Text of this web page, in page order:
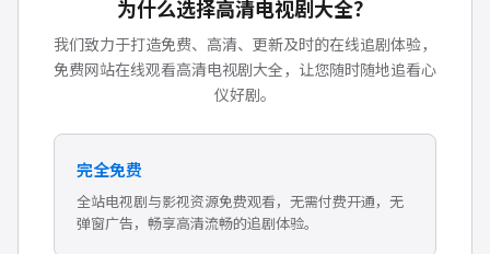
为什么选择高清电视剧大全？
我们致力于打造免费、高清、更新及时的在线追剧体验，
免费网站在线观看高清电视剧大全 ，让您随时随地追看心
仪好剧。
完全免费
全站电视剧与影视资源免费观看，无需付费开通，无
弹窗广告，畅享高清流畅的追剧体验。